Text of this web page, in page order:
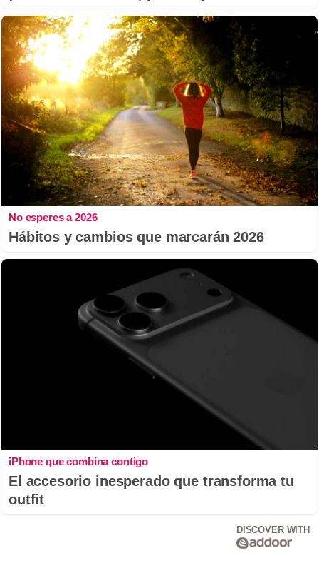
No esperes a 2026
Hábitos y cambios que marcarán 2026
iPhone que combina contigo
El accesorio inesperado que transforma tu
outfit
DISCOVER WITH